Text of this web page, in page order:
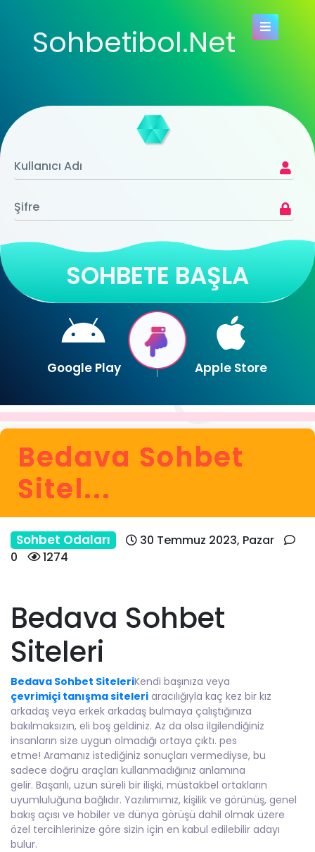
Sohbetibol.Net
SOHBETE BAŞLA
Google Play Apple Store
Bedava Sohbet
Sitel...
Sohbet Odaları
30 Temmuz 2023, Pazar
0
1274
Bedava Sohbet
Siteleri
Bedava Sohbet SiteleriKendi başınıza veya
çevrimiçi tanışma siteleri aracılığıyla kaç kez bir kız
arkadaş veya erkek arkadaş bulmaya çalıştığınıza
bakılmaksızın, eli boş geldiniz. Az da olsa ilgilendiğiniz
insanların size uygun olmadığı ortaya çıktı. pes
etme! Aramanız istediğiniz sonuçları vermediyse, bu
sadece doğru araçları kullanmadığınız anlamına
gelir. Başarılı, uzun süreli bir ilişki, müstakbel ortakların
uyumluluğuna bağlıdır. Yazılımımız, kişilik ve görünüş, genel
bakış açısı ve hobiler ve dünya görüşü dahil olmak üzere
özel tercihlerinize göre sizin için en kabul edilebilir adayı
bulur.